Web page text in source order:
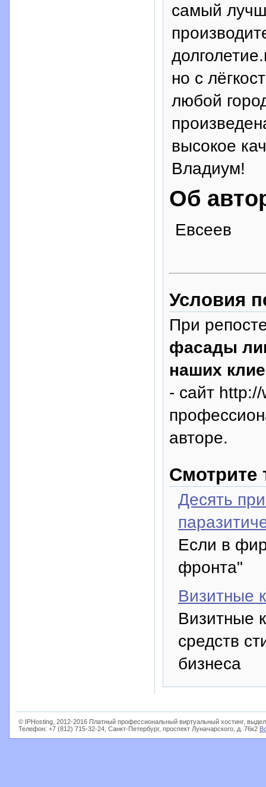
самый
но с
любой
высокое
Владиум!
Об
Евсеев
Условия
При
фасады
наших
- сайт
авторе.
Смотрите
Десять
Если в
фронта"
Визитные
Визитные
средств
бизнеса
© IPHosting, 2012-2016 Платный профессиональный виртуальный хостинг,
Телефон: +7 (812) 715-32-24, Санкт-Петербург, проспект Луначарского, д. 76к2